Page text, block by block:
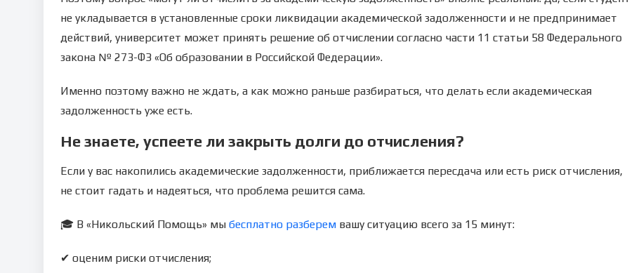
не укладывается в установленные сроки ликвидации академической задолженности и не предпринимает
действий, университет может принять решение об отчислении согласно части 11 статьи 58 Федерального
закона № 273-ФЗ «Об образовании в Российской Федерации».
Именно поэтому важно не ждать, а как можно раньше разбираться, что делать если академическая
задолженность уже есть.
Не знаете, успеете ли закрыть долги до отчисления?
Если у вас накопились академические задолженности, приближается пересдача или есть риск отчисления,
не стоит гадать и надеяться, что проблема решится сама.
🎓 В «Никольский Помощь» мы бесплатно разберем вашу ситуацию всего за 15 минут:
✔ оценим риски отчисления;